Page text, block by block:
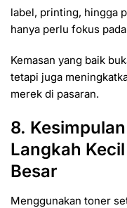
label, printing, hingga
hanya perlu fokus
Kemasan yang baik
tetapi juga
merek di pasaran.
8.
Langkah
Besar
Menggunakan toner